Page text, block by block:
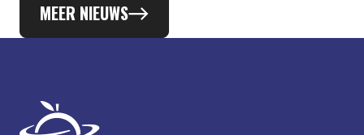
MEER NIEUWS